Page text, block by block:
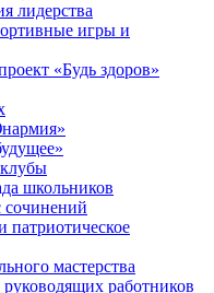
лидерства
игры и
«Будь здоров»
школьников
сочинений
патриотическое
мастерства
работников